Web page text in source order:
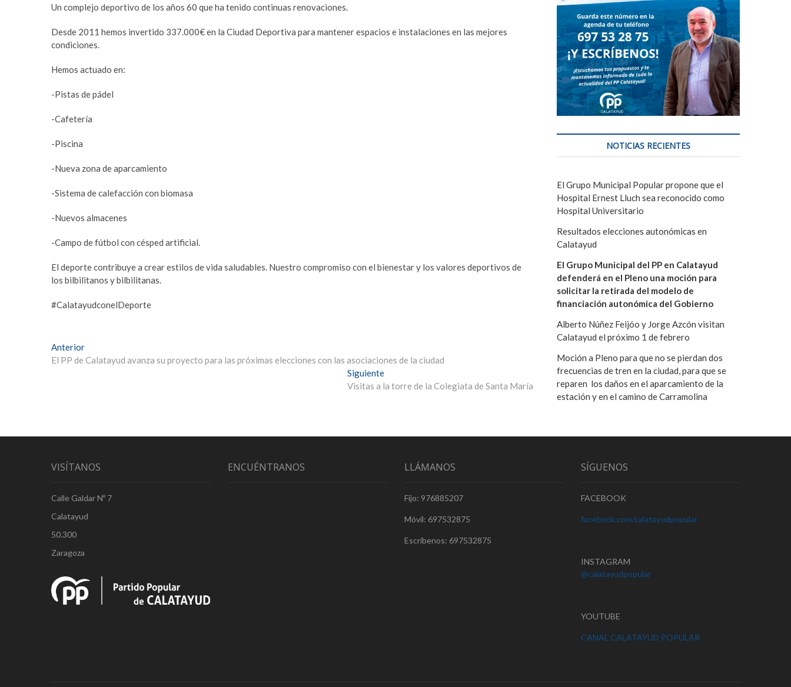
Un complejo deportivo de los años 60 que ha tenido continuas renovaciones.
Desde 2011 hemos invertido 337.000€ en la Ciudad Deportiva para mantener espacios e instalaciones en las mejores
condiciones.
Hemos actuado en:
-Pistas de pádel
-Cafetería
-Piscina
-Nueva zona de aparcamiento
-Sistema de calefacción con biomasa
-Nuevos almacenes
-Campo de fútbol con césped artificial.
El deporte contribuye a crear estilos de vida saludables. Nuestro compromiso con el bienestar y los valores deportivos de
los bilbilitanos y bilbilitanas.
#CalatayudconelDeporte
Navegación
de
AnteriorEntrada
anterior:
El PP de Calatayud avanza su proyecto para las próximas elecciones con las asociaciones de la ciudad
SiguienteEntrada
siguiente:
Visitas a la torre de la Colegiata de Santa María
NOTICIAS RECIENTES
El Grupo Municipal Popular propone que el
Hospital Ernest Lluch sea reconocido como
Hospital Universitario
Resultados elecciones autonómicas en
Calatayud
El Grupo Municipal del PP en Calatayud
defenderá en el Pleno una moción para
solicitar la retirada del modelo de
financiación autonómica del Gobierno
Alberto Núñez Feijóo y Jorge Azcón visitan
Calatayud el próximo 1 de febrero
Moción a Pleno para que no se pierdan dos
frecuencias de tren en la ciudad, para que se
reparen los daños en el aparcamiento de la
estación y en el camino de Carramolina
VISÍTANOS
Calle Galdar Nº 7
Calatayud
50.300
Zaragoza
ENCUÉNTRANOS LLÁMANOS
Fijo: 976885207
Móvil: 697532875
Escríbenos: 697532875
SÍGUENOS
FACEBOOK
facebook.com/calatayudpopular
INSTAGRAM
@calatayudpopular
YOUTUBE
CANAL CALATAYUD POPULAR